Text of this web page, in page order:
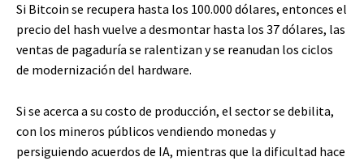
Si Bitcoin se recupera hasta los 100.000 dólares, entonces el
precio del hash vuelve a desmontar hasta los 37 dólares, las
ventas de pagaduría se ralentizan y se reanudan los ciclos
de modernización del hardware.
Si se acerca a su costo de producción, el sector se debilita,
con los mineros públicos vendiendo monedas y
persiguiendo acuerdos de IA, mientras que la dificultad hace